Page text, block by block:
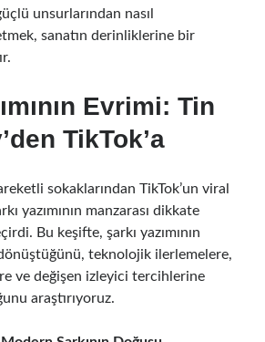
unsurlarından nasıl
sanatın derinliklerine bir
Evrimi: Tin
TikTok’a
sokaklarından TikTok’un viral
yazımının manzarası dikkate
Bu keşifte, şarkı yazımının
teknolojik ilerlemelere,
ve değişen izleyici tercihlerine
araştırıyoruz.